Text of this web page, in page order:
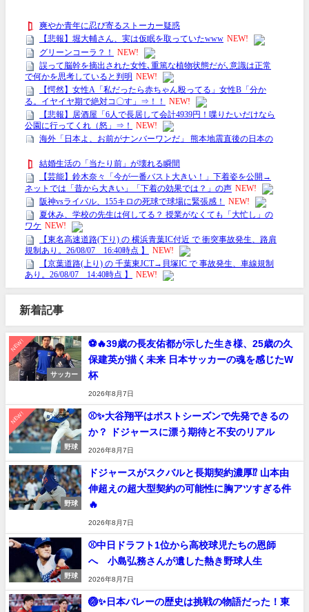
新着記事
NEW!
サッカー
⚽🔥39歳の長友佑都が示した生き様、25歳の久
保建英が描く未来 日本サッカーの魂を感じたW
杯
2026年8月7日
NEW!
野球
⚾✨大谷翔平はポストシーズンで先発できるの
か？ ドジャースに漂う期待と不安のリアル
2026年8月7日
野球
ドジャースがスクバルと長期契約濃厚⁉︎ 山本由
伸超えの超大型契約の可能性に胸アツすぎる件
🔥
2026年8月7日
野球
⚾中日ドラフト1位から高校球児たちの恩師
へ 小島弘務さんが遺した熱き野球人生
2026年8月7日
🏐✨日本バレーの歴史は挑戦の物語だった！東